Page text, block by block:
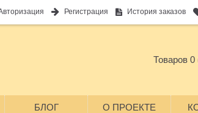
Регистрация История заказов
Товаров 0
БЛОГ О ПРОЕКТЕ